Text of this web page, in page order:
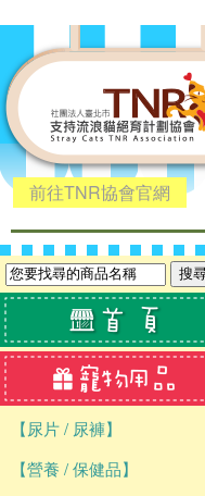
前往TNR協會官網
【尿片 / 尿褲】
【營養 / 保健品】